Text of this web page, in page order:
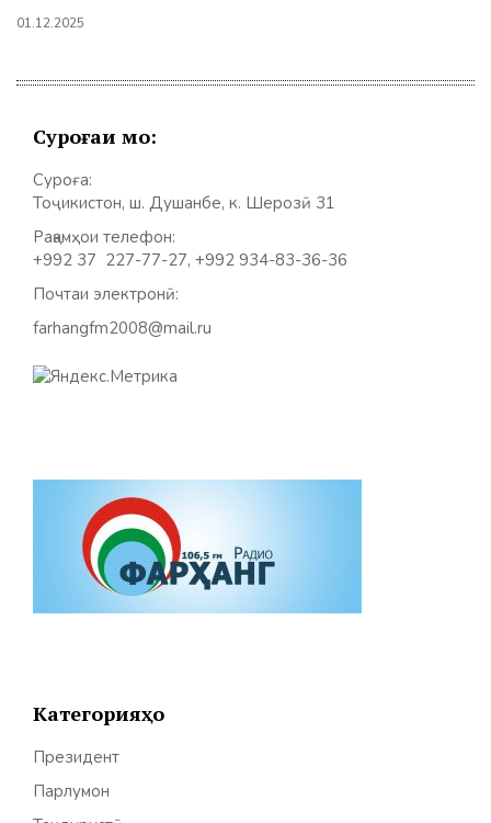
01.12.2025
Суроғаи мо:
Суроға:
Тоҷикистон, ш. Душанбе, к. Шерозӣ 31
Рақамҳои телефон:
+992 37 227-77-27, +992 934-83-36-36
Почтаи электронӣ:
farhangfm2008@mail.ru
Категорияҳо
Президент
Парлумон